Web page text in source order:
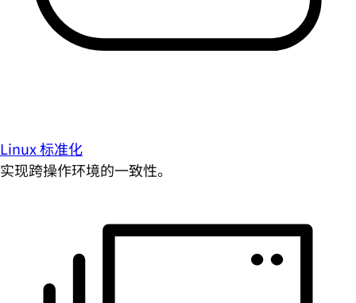
Linux 标准化
实现跨操作环境的一致性。